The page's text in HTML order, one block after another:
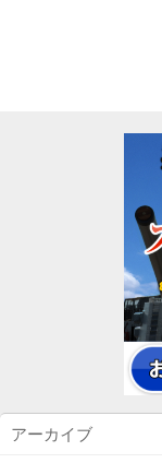
アーカイブ